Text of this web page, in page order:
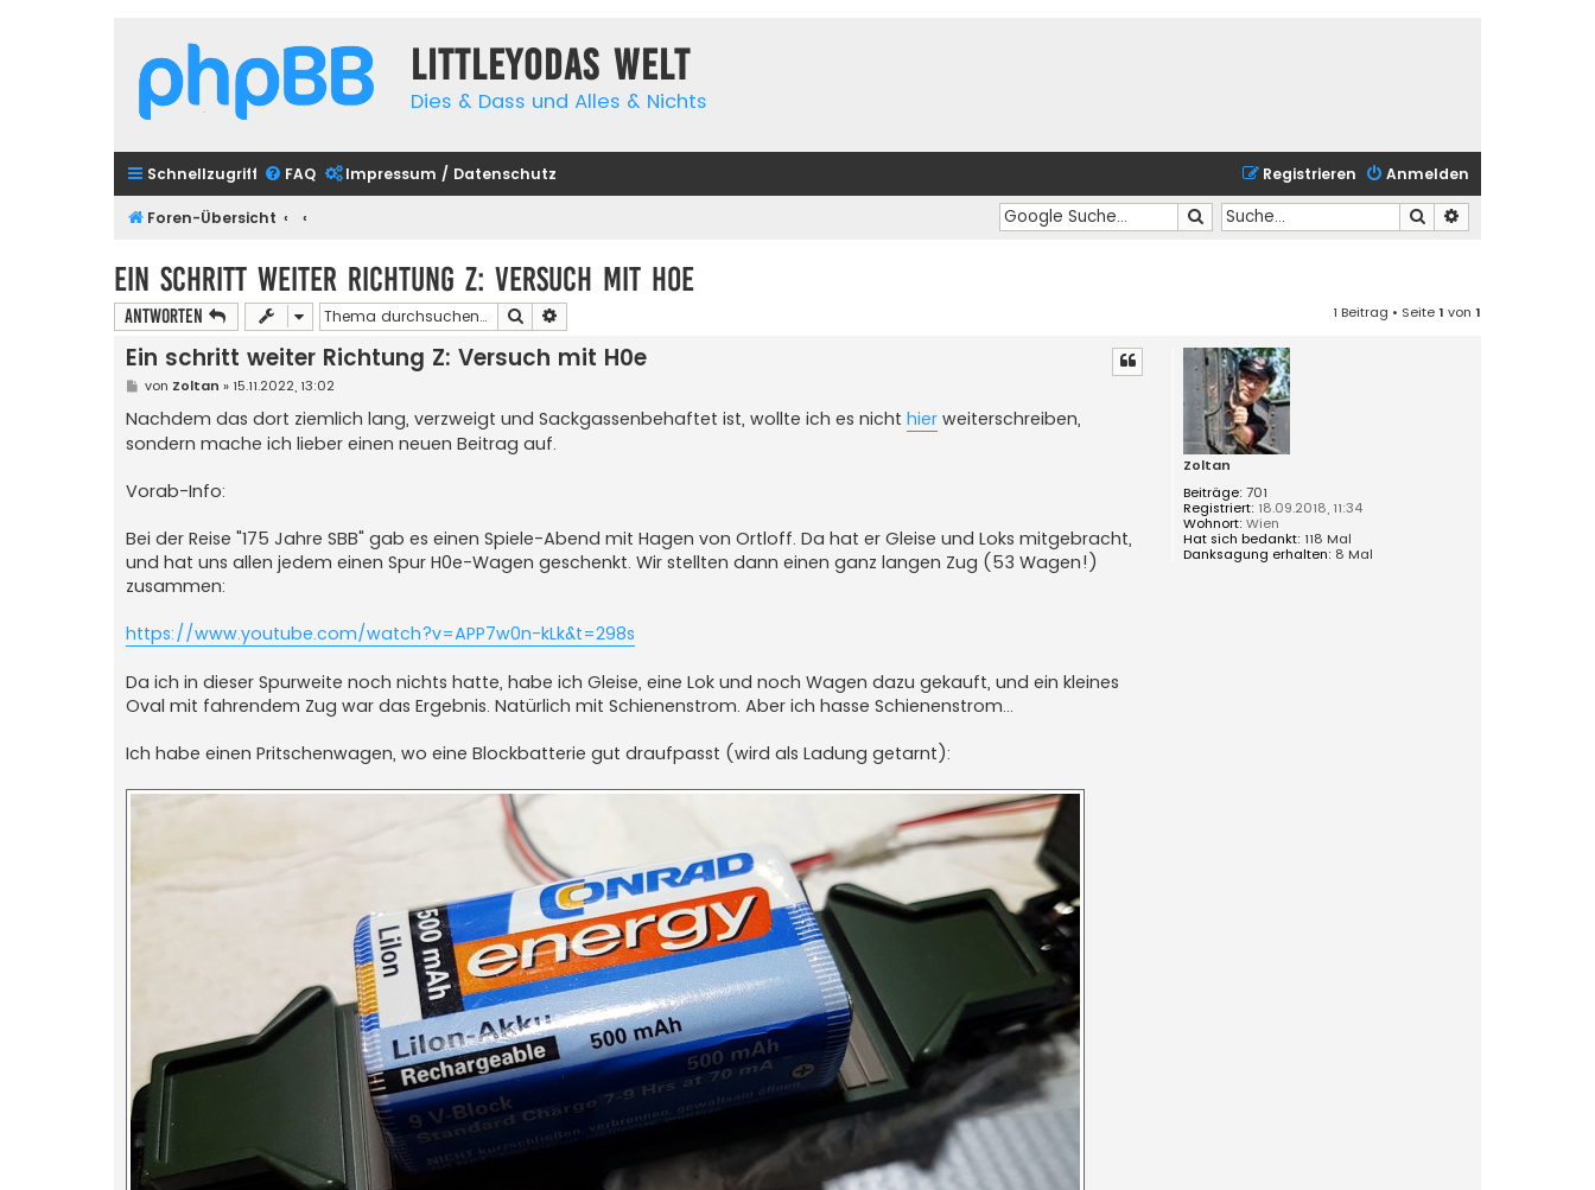
Littleyodas Welt
Dies & Dass und Alles & Nichts
Schnellzugriff FAQ Impressum / Datenschutz Anmelden
Registrieren
Foren-Übersicht Suche
Suche
Ein schritt weiter Richtung Z: Versuch mit H0e
Antworten Suche 1 Beitrag • Seite1 von 1
Zoltan
Beiträge: 701
Registriert: 18.09.2018, 11:34
Wohnort: Wien
Hat sich bedankt: 118 Mal
Danksagung erhalten: 8 Mal
Ein schritt weiter Richtung Z: Versuch mit H0e
B
i
t
r
von Zoltan » 15.11.2022, 13:02
Nachdem das dort ziemlich lang, verzweigt und Sackgassenbehaftet ist, wollte ich es nicht hier weiterschreiben,
sondern mache ich lieber einen neuen Beitrag auf.
Vorab-Info:
Bei der Reise "175 Jahre SBB" gab es einen Spiele-Abend mit Hagen von Ortloff. Da hat er Gleise und Loks mitgebracht,
und hat uns allen jedem einen Spur H0e-Wagen geschenkt. Wir stellten dann einen ganz langen Zug (53 Wagen!)
zusammen:
https://www.youtube.com/watch?v=APP7w0n-kLk&t=298s
Da ich in dieser Spurweite noch nichts hatte, habe ich Gleise, eine Lok und noch Wagen dazu gekauft, und ein kleines
Oval mit fahrendem Zug war das Ergebnis. Natürlich mit Schienenstrom. Aber ich hasse Schienenstrom...
Ich habe einen Pritschenwagen, wo eine Blockbatterie gut draufpasst (wird als Ladung getarnt):